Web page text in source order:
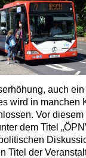
auch
wird in manchen
Vor
dem Titel
Titel der